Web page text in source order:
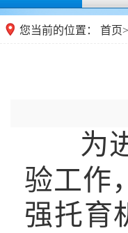
您当前的位置： 首页>
为
验工作
强托育